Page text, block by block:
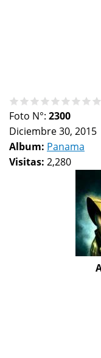
Foto N°: 2300
Diciembre 30, 2015
Album: Panama
Visitas: 2,280